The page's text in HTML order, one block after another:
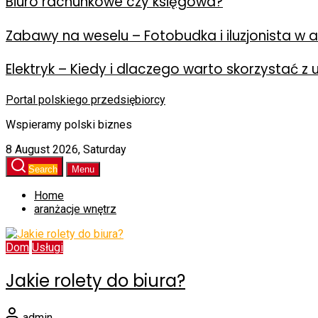
Zabawy na weselu – Fotobudka i iluzjonista w
Elektryk – Kiedy i dlaczego warto skorzystać z
Portal polskiego przedsiębiorcy
Wspieramy polski biznes
8 August 2026, Saturday
Search Menu
Home
aranżacje wnętrz
Dom Usługi
Jakie rolety do biura?